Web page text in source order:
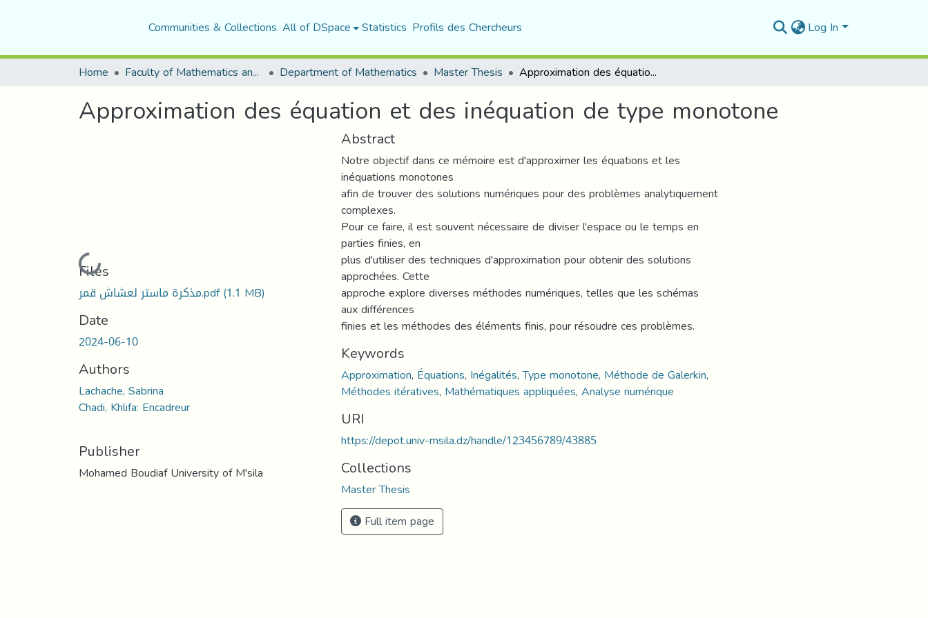
Communities & Collections All of DSpace Statistics Profils des Chercheurs Log In
Home Faculty of Mathematics and Computer Science Department of Mathematics Master Thesis Approximation des équation et des inéquation de type monotone
Approximation des équation et des inéquation de type monotone
Loading...
Files
مذكرة ماستر لعشاش قمر.pdf(1.1 MB)
Date
2024-06-10
Authors
Lachache, Sabrina
Chadi, Khlifa: Encadreur
Publisher
Mohamed Boudiaf University of M'sila
Abstract
Notre objectif dans ce mémoire est d'approximer les équations et les
inéquations monotones
afin de trouver des solutions numériques pour des problèmes analytiquement
complexes.
Pour ce faire, il est souvent nécessaire de diviser l'espace ou le temps en
parties finies, en
plus d'utiliser des techniques d'approximation pour obtenir des solutions
approchées. Cette
approche explore diverses méthodes numériques, telles que les schémas
aux différences
finies et les méthodes des éléments finis, pour résoudre ces problèmes.
Keywords
Approximation, Équations, Inégalités,Type monotone, Méthode de Galerkin,
Méthodes itératives, Mathématiques appliquées,Analyse numérique
URI
https://depot.univ-msila.dz/handle/123456789/43885
Collections
Master Thesis
Full item page